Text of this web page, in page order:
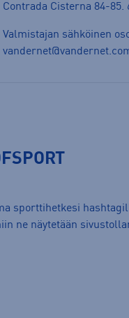
Contrada Cisterna 84-85.
Valmistajan sähköinen
sporttihetkesi
ne näytetään